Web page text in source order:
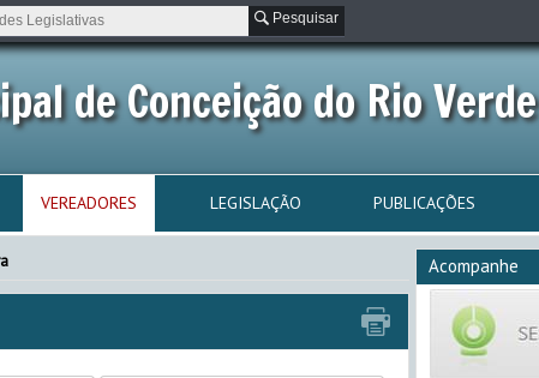
Pesquisar
de Conceição do Rio Verde
VEREADORES LEGISLAÇÃO PUBLICAÇÕES
Acompanhe